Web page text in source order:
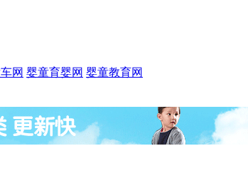
网 婴童育婴网 婴童教育网